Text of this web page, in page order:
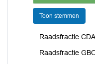
Toon stemmen
Raadsfractie
Raadsfractie